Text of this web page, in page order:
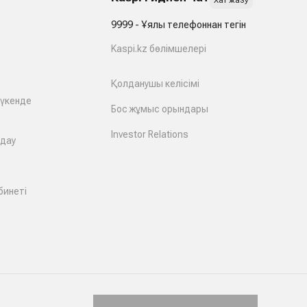
9999 - Ұялы телефоннан тегін
Kaspi.kz бөлімшелері
Қолданушы келісімі
Бос жұмыс орындары
Investor Relations